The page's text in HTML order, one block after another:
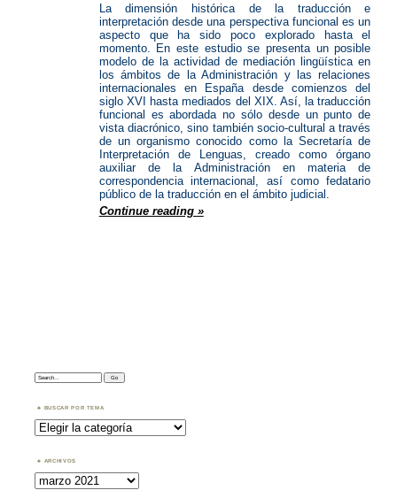
La dimensión histórica de la traducción e
interpretación desde una perspectiva funcional es un
aspecto que ha sido poco explorado hasta el
momento. En este estudio se presenta un posible
modelo de la actividad de mediación lingüística en
los ámbitos de la Administración y las relaciones
internacionales en España desde comienzos del
siglo XVI hasta mediados del XIX. Así, la traducción
funcional es abordada no sólo desde un punto de
vista diacrónico, sino también socio-cultural a través
de un organismo conocido como la Secretaría de
Interpretación de Lenguas, creado como órgano
auxiliar de la Administración en materia de
correspondencia internacional, así como fedatario
público de la traducción en el ámbito judicial.
Continue reading »
Search:
BUSCAR POR TEMA
Buscar
por
Tema
ARCHIVOS
Archivos